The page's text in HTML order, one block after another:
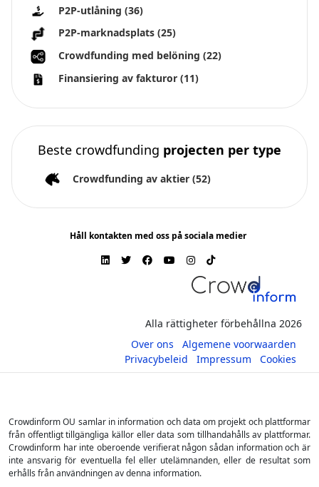
P2P-utlåning (36)
P2P-marknadsplats (25)
Crowdfunding med belöning (22)
Finansiering av fakturor (11)
Beste crowdfunding projecten per type
Crowdfunding av aktier (52)
Håll kontakten med oss på sociala medier
Alla rättigheter förbehållna 2026
Over ons
Algemene voorwaarden
Privacybeleid
Impressum Cookies
Crowdinform OU samlar in information och data om projekt och plattformar
från offentligt tillgängliga källor eller data som tillhandahålls av plattformar.
Crowdinform har inte oberoende verifierat någon sådan information och är
inte ansvarig för eventuella fel eller utelämnanden, eller de resultat som
erhålls från användningen av denna information.